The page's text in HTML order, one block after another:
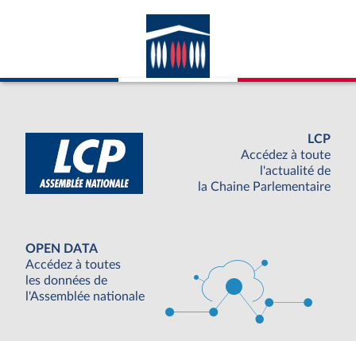
LCP
Accédez à toute
l'actualité de
la Chaine Parlementaire
OPEN DATA
Accédez à toutes
les données de
l'Assemblée nationale